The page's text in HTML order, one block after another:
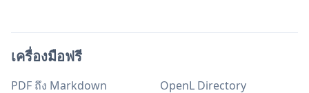
เครื่องมือฟรี
PDF ถึง Markdown
OpenL Directory